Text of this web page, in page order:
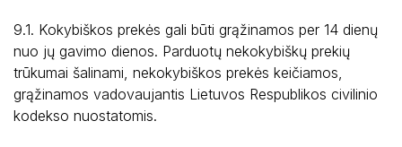
9.1. Kokybiškos prekės gali būti grąžinamos per 14 dienų
nuo jų gavimo dienos. Parduotų nekokybiškų prekių
trūkumai šalinami, nekokybiškos prekės keičiamos,
grąžinamos vadovaujantis Lietuvos Respublikos civilinio
kodekso nuostatomis.